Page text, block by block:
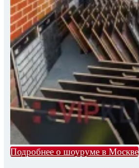
Подробнее о шоуруме в Москве